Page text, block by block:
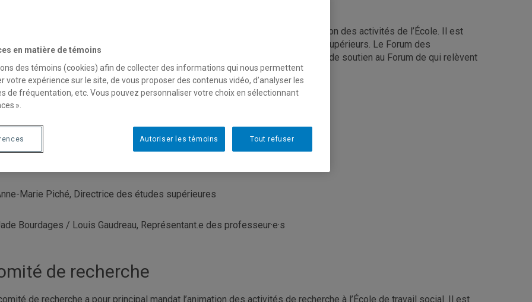
comité exécutif de l'École de travail social a comme responsabilité la coordination des activités de l’École. Il est
de la direction de l’École, des directions du premier cycle et des cycles supérieurs. Le Forum des
y délègue un·e représentant·e. Son mandat en est un d’orientation et de soutien au Forum de qui relèvent
finales. Le comité se réunit une fois par mois.
du comité exécutif 2026-2027 est :
Marie Piché, Directrice des études supérieures
Bourdages / Louis Gaudreau, Représentant.e des professeur·e·s
de recherche
de recherche a pour principal mandat l’animation des activités de recherche à l’École de travail social. Il est
en matière de témoins
des témoins (cookies) afin de collecter des informations qui nous permettent
votre expérience sur le site, de vous proposer des contenus vidéo, d’analyser les
de fréquentation, etc. Vous pouvez personnaliser votre choix en sélectionnant
».
Tout refuser
Autoriser les témoins